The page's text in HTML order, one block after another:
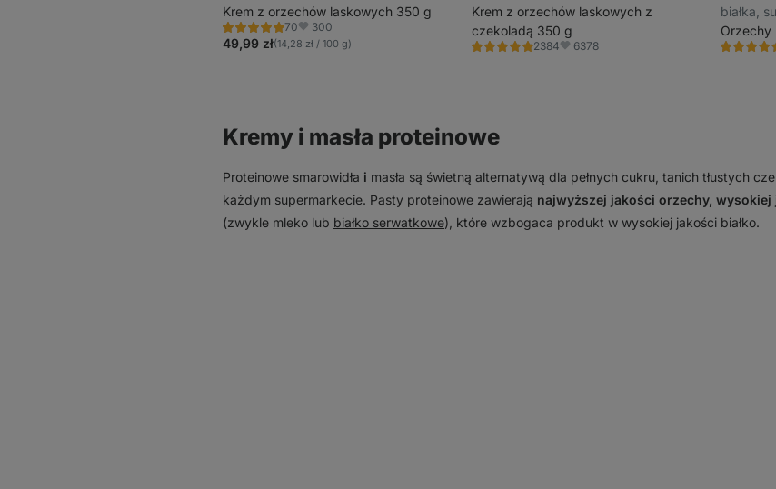
Krem z orzechów laskowych 350 g
70
Ocena
4.9/5,
70
Ulubione
300
49,99 zł(14,28 zł / 100 g)
Krem z orzechów laskowych z
czekoladą 350 g
2384
Ocena
Ulubione
6378
białka,
wysoka
maltitolu
Orzechy
Ocena
Kremy i masła proteinowe
Proteinowe smarowidła i masła są świetną alternatywą dla pełnych cukru, tanich tłustych
każdym supermarkecie. Pasty proteinowe zawierają najwyższej jakości orzechy, wysokiej
(zwykle mleko lub białko serwatkowe), które wzbogaca produkt w wysokiej jakości białko.